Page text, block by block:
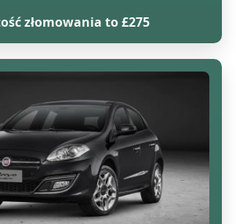
złomowania to £275